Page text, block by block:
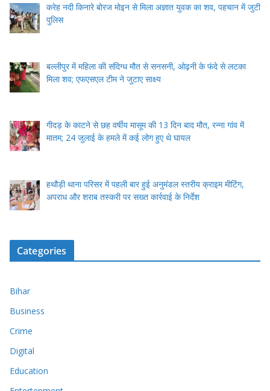
करेह नदी किनारे बोरज मोइन से मिला अज्ञात युवक का शव, पहचान में जुटी
पुलिस
बल्लीपुर में महिला की संदिग्ध मौत से सनसनी, ओढ़नी के फंदे से लटका
मिला शव; एफएसएल टीम ने जुटाए साक्ष्य
गीदड़ के काटने से छह वर्षीय मासूम की 13 दिन बाद मौत, रन्ना गांव में
मातम; 24 जुलाई के हमले में कई लोग हुए थे घायल
हथौड़ी थाना परिसर में पहली बार हुई अनुमंडल स्तरीय क्राइम मीटिंग,
अपराध और शराब तस्करी पर सख्त कार्रवाई के निर्देश
Categories
Bihar
Business
Crime
Digital
Education